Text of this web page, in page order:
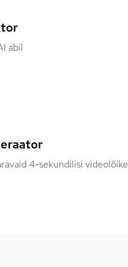
abil
4-sekundilisi videolõike